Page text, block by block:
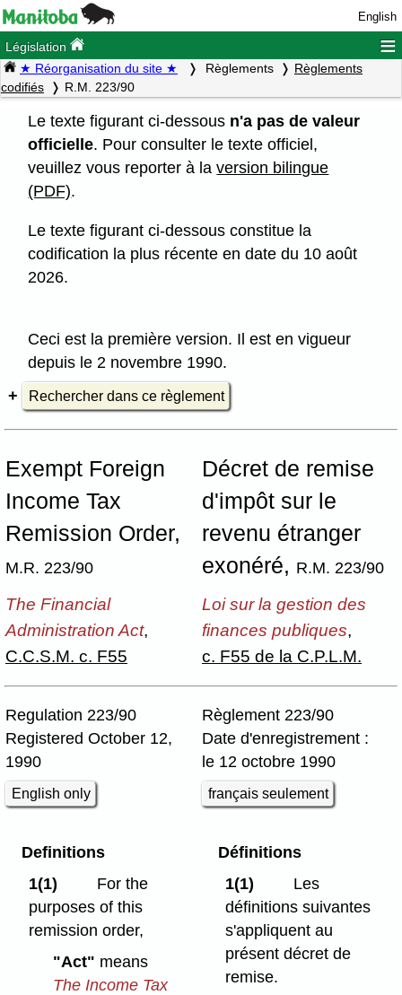
English
Législation ≡
★ Réorganisation du site ★ Règlements
Règlements
codifiés
R.M. 223/90
Le texte figurant ci-dessous n'a pas de valeur
officielle. Pour consulter le texte officiel,
veuillez vous reporter à laversion bilingue
(PDF).
Le texte figurant ci-dessous constitue la
codification la plus récente en date du 10 août
2026.
Ceci est la première version. Il est en vigueur
depuis le 2 novembre 1990.
Rechercher dans ce règlement
Exempt Foreign
Income Tax
Remission Order,
M.R. 223/90
Décret de remise
d'impôt sur le
revenu étranger
exonéré, R.M. 223/90
The Financial
Administration Act,
C.C.S.M. c. F55
Loi sur la gestion des
finances publiques,
c. F55 de la C.P.L.M.
Regulation 223/90
Registered October 12,
1990
English only
Règlement 223/90
Date d'enregistrement :
le 12 octobre 1990
français seulement
Definitions
1(1)
For the
purposes of this
remission order,
"Act" means
The Income Tax
Définitions
1(1)
Les
définitions suivantes
s'appliquent au
présent décret de
remise.